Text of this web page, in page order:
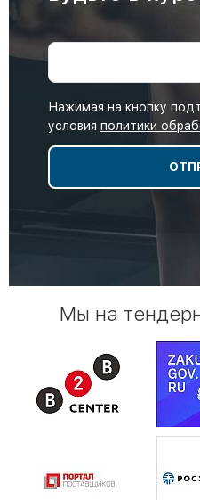
Нажимая на кнопку
условия политики
Мы на